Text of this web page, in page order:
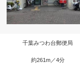
千葉みつわ台郵便局
約261m／4分